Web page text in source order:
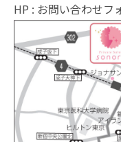
HP : お問い合わせフ